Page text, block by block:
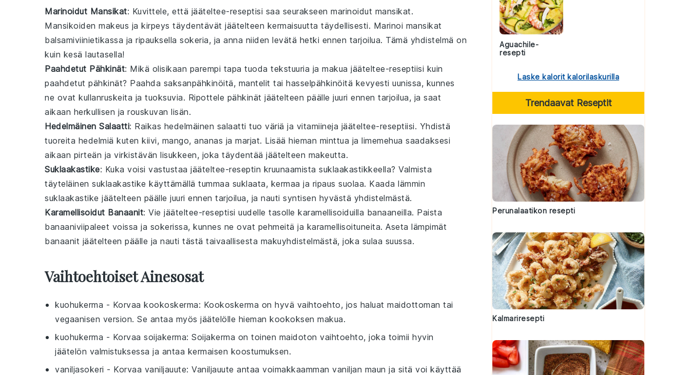
Marinoidut Mansikat: Kuvittele, että jääteltee-reseptisi saa seurakseen marinoidut mansikat.
Mansikoiden makeus ja kirpeys täydentävät jäätelteen kermaisuutta täydellisesti. Marinoi mansikat
balsamiviinietikassa ja ripauksella sokeria, ja anna niiden levätä hetki ennen tarjoilua. Tämä yhdistelmä on
kuin kesä lautasella!
Paahdetut Pähkinät: Mikä olisikaan parempi tapa tuoda tekstuuria ja makua jääteltee-reseptiisi kuin
paahdetut pähkinät? Paahda saksanpähkinöitä, mantelit tai hasselpähkinöitä kevyesti uunissa, kunnes
ne ovat kullanruskeita ja tuoksuvia. Ripottele pähkinät jäätelteen päälle juuri ennen tarjoilua, ja saat
aikaan herkullisen ja rouskuvan lisän.
Hedelmäinen Salaatti: Raikas hedelmäinen salaatti tuo väriä ja vitamiineja jääteltee-reseptiisi. Yhdistä
tuoreita hedelmiä kuten kiivi, mango, ananas ja marjat. Lisää hieman minttua ja limemehua saadaksesi
aikaan pirteän ja virkistävän lisukkeen, joka täydentää jäätelteen makeutta.
Suklaakastike: Kuka voisi vastustaa jääteltee-reseptin kruunaamista suklaakastikkeella? Valmista
täyteläinen suklaakastike käyttämällä tummaa suklaata, kermaa ja ripaus suolaa. Kaada lämmin
suklaakastike jäätelteen päälle juuri ennen tarjoilua, ja nauti syntisen hyvästä yhdistelmästä.
Karamellisoidut Banaanit: Vie jääteltee-reseptisi uudelle tasolle karamellisoiduilla banaaneilla. Paista
banaaniviipaleet voissa ja sokerissa, kunnes ne ovat pehmeitä ja karamellisoituneita. Aseta lämpimät
banaanit jäätelteen päälle ja nauti tästä taivaallisesta makuyhdistelmästä, joka sulaa suussa.
Vaihtoehtoiset Ainesosat
kuohukerma - Korvaa kookoskerma: Kookoskerma on hyvä vaihtoehto, jos haluat maidottoman tai
vegaanisen version. Se antaa myös jäätelölle hieman kookoksen makua.
kuohukerma - Korvaa soijakerma: Soijakerma on toinen maidoton vaihtoehto, joka toimii hyvin
jäätelön valmistuksessa ja antaa kermaisen koostumuksen.
vaniljasokeri - Korvaa vaniljauute: Vaniljauute antaa voimakkaamman vaniljan maun ja sitä voi käyttää
Aguachile-
resepti
Laske kalorit kalorilaskurilla
Trendaavat Reseptit
Perunalaatikon resepti
Kalmariresepti